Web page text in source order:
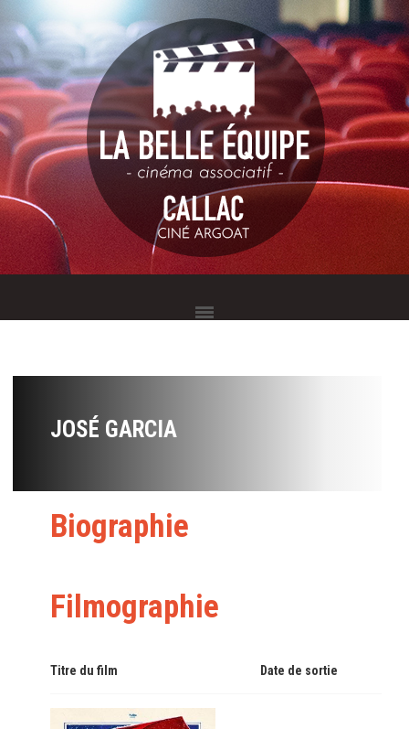
JOSÉ GARCIA
Biographie
Filmographie
Titre du film Date de sortie